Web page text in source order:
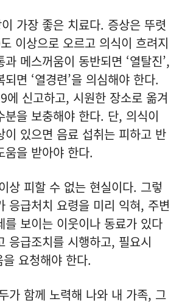
가장 좋은 치료다. 증상은 뚜렷
이상으로 오르고 의식이 흐려지
과 메스꺼움이 동반되면 ‘열탈진’,
면 ‘열경련’을 의심해야 한다.
에 신고하고, 시원한 장소로 옮겨
분을 보충해야 한다. 단, 의식이
이 있으면 음료 섭취는 피하고 반
움을 받아야 한다.
상 피할 수 없는 현실이다. 그렇
응급처치 요령을 미리 익혀, 주변
를 보이는 이웃이나 동료가 있다
응급조치를 시행하고, 필요시
요청해야 한다.
가 함께 노력해 나와 내 가족, 그